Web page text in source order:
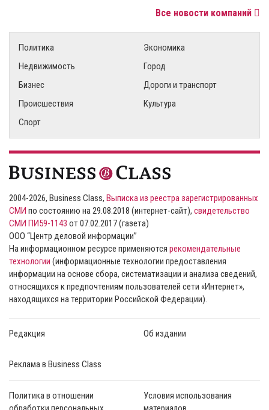
Все новости компаний
Политика
Экономика
Недвижимость
Город
Бизнес
Дороги и транспорт
Происшествия
Культура
Спорт
2004-2026, Business Class, Выписка из реестра зарегистрированных
СМИ по состоянию на 29.08.2018 (интернет-сайт), свидетельство
СМИ ПИ59-1143 от 07.02.2017 (газета)
ООО “Центр деловой информации”
На информационном ресурсе применяются рекомендательные
технологии (информационные технологии предоставления
информации на основе сбора, систематизации и анализа сведений,
относящихся к предпочтениям пользователей сети «Интернет»,
находящихся на территории Российской Федерации).
Редакция Об издании
Реклама в Business Class
Политика в отношении
Условия использования